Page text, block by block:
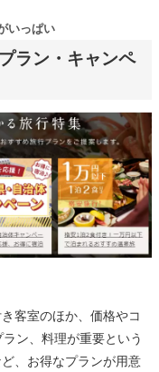
ラン・キャンペ
いっぱい
客室のほか、価格やコ
ン、料理が重要という
、お得なプランが用意